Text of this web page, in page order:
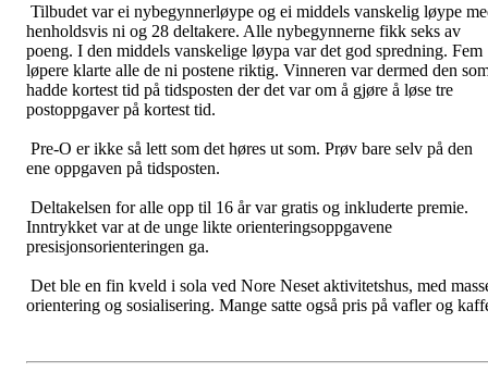
Tilbudet var ei nybegynnerløype og ei middels vanskelig løype
henholdsvis ni og 28 deltakere. Alle nybegynnerne fikk seks av
poeng. I den middels vanskelige løypa var det god spredning. Fem
løpere klarte alle de ni postene riktig. Vinneren var dermed den
hadde kortest tid på tidsposten der det var om å gjøre å løse tre
postoppgaver på kortest tid.
Pre-O er ikke så lett som det høres ut som. Prøv bare selv på den
ene oppgaven på tidsposten.
Deltakelsen for alle opp til 16 år var gratis og inkluderte premie.
Inntrykket var at de unge likte orienteringsoppgavene
presisjonsorienteringen ga.
Det ble en fin kveld i sola ved Nore Neset aktivitetshus, med
orientering og sosialisering. Mange satte også pris på vafler og